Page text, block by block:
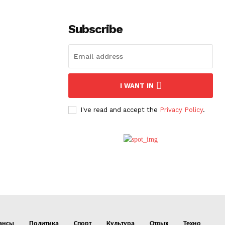
Subscribe
I WANT IN
I've read and accept the Privacy Policy.